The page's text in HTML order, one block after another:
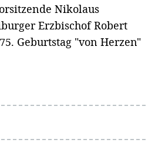
Nikolaus
Erzbischof Robert
Geburtstag "von Herzen"